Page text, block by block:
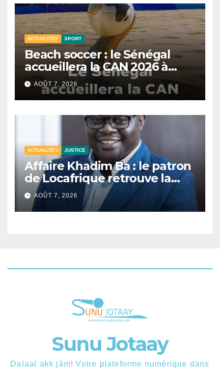
ACTUALITÉS SPORT
Beach soccer : le Sénégal
accueillera la CAN 2026 à
Dakar.
AOÛT 7, 2026
ACTUALITÉS JUSTICE
Affaire Khadim Ba : le patron
de Locafrique retrouve la
liberté.
AOÛT 7, 2026
Sunu Jotaay
Dalaal akk jàm! Votre plateforme numérique dans